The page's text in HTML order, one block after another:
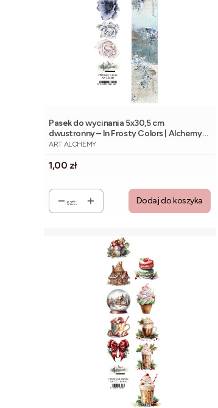
Pasek do wycinania 5x30,5 cm
dwustronny – In Frosty Colors | Alchemy
of Art
PRODUCENT
ART ALCHEMY
Cena
1,00 zł
szt. Dodaj do koszyka